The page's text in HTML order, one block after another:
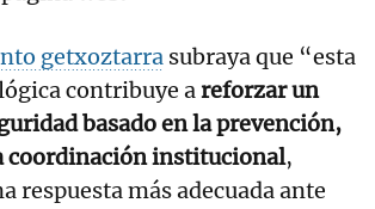
getxoztarra subraya que “esta
contribuye areforzar un
basado en la prevención,
coordinación institucional,
respuesta más adecuada ante